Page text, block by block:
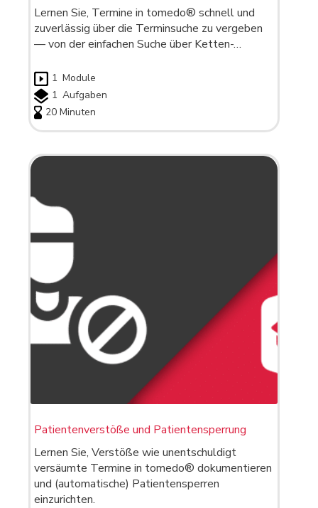
Lernen Sie, Termine in tomedo® schnell und
zuverlässig über die Terminsuche zu vergeben
— von der einfachen Suche über Ketten-…
1 Module
1 Aufgaben
20 Minuten
Patientenverstöße und Patientensperrung
Lernen Sie, Verstöße wie unentschuldigt
versäumte Termine in tomedo® dokumentieren
und (automatische) Patientensperren
einzurichten.